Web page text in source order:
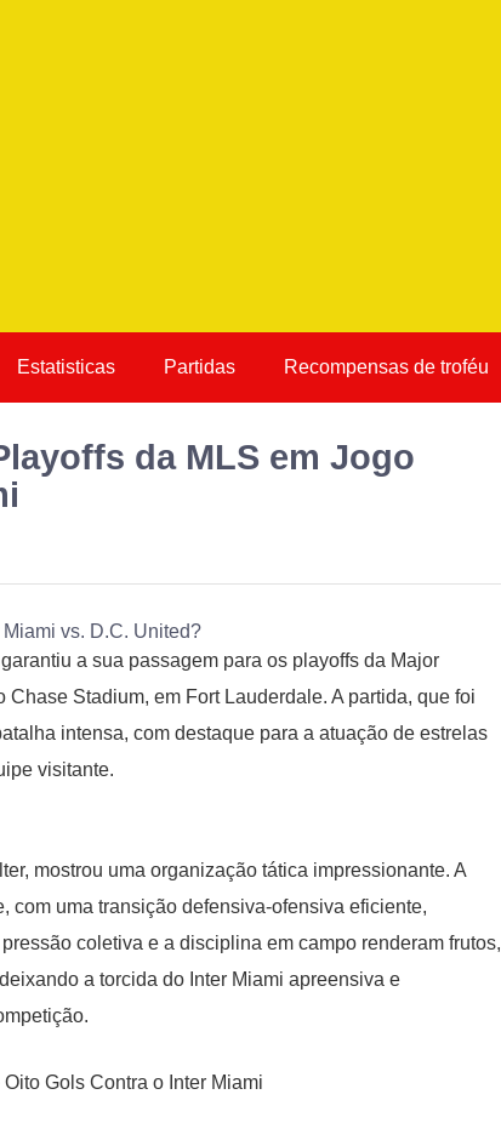
Estatisticas Partidas Recompensas de troféu
da MLS em Jogo
a sua passagem para os playoffs da Major
Stadium, em Fort Lauderdale. A partida, que foi
intensa, com destaque para a atuação de estrelas
visitante.
mostrou uma organização tática impressionante. A
uma transição defensiva-ofensiva eficiente,
coletiva e a disciplina em campo renderam frutos,
a torcida do Inter Miami apreensiva e